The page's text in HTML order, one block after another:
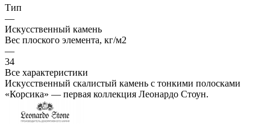
Тип
—
Искусственный камень
Вес плоского элемента, кг/м2
—
34
Все характеристики
Искусственный скалистый камень с тонкими полосками
«Корсика» — первая коллекция Леонардо Стоун.